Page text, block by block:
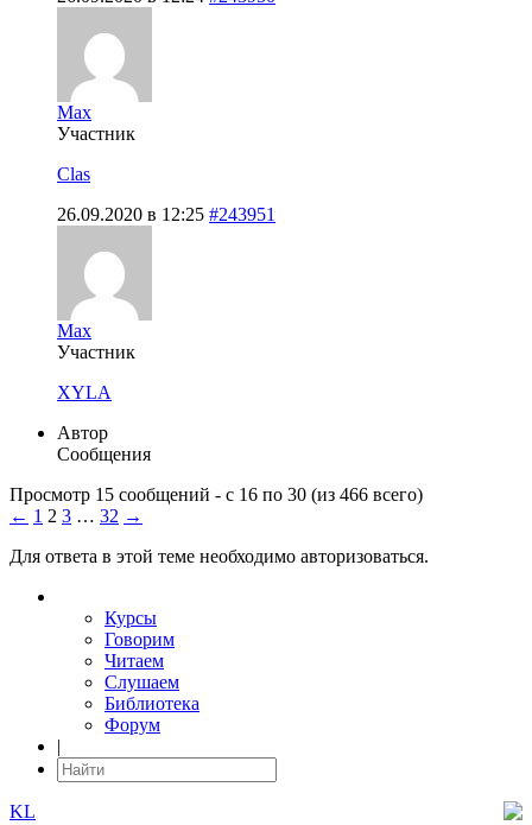
Max
Участник
Clas
26.09.2020 в 12:25 #243951
Max
Участник
XYLA
Автор
Сообщения
Просмотр 15 сообщений - с 16 по 30 (из 466 всего)
← 1 2 3 … 32 →
Для ответа в этой теме необходимо авторизоваться.
Курсы
Говорим
Читаем
Слушаем
Библиотека
Форум
|
KL